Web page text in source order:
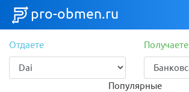
pro-obmen.ru
Отдаете Получаете
Популярные